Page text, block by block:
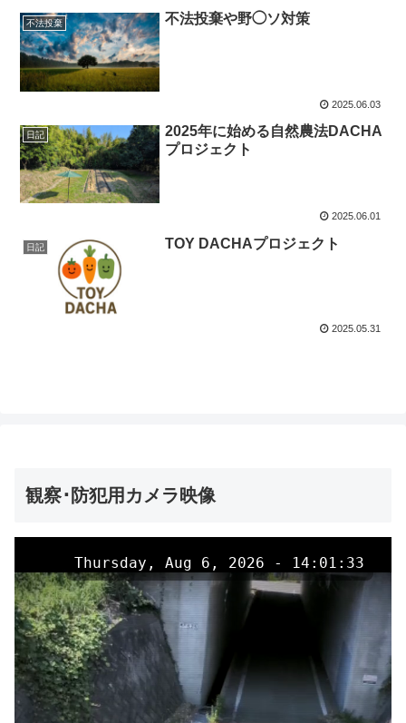
不法投棄 不法投棄や野◯ソ対策
2025.06.03
日記
2025年に始める自然農法DACHA
プロジェクト
2025.06.01
日記 TOY DACHAプロジェクト
2025.05.31
観察･防犯用カメラ映像
Thursday, Aug 6, 2026 - 14:01:33